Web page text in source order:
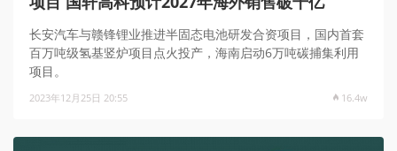
长安汽车与赣锋锂业推进半固态电池研发合资项目，国内首套
百万吨级氢基竖炉项目点火投产，海南启动6万吨碳捕集利用
项目。
2023年12月25日 20:55 16.4w